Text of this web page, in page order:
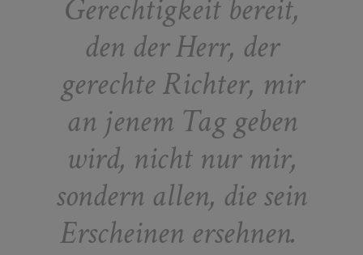
Gerechtigkeit bereit,
den der Herr, der
gerechte Richter, mir
an jenem Tag geben
wird, nicht nur mir,
sondern allen, die sein
Erscheinen ersehnen.